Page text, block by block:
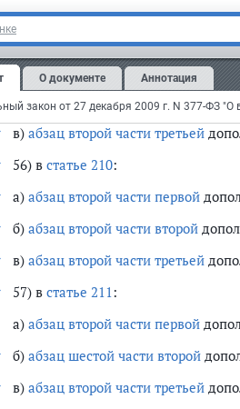
О документе Аннотация
55) встатье 209:
а)абзац второй части первой
б)абзац второй части второй
в) абзац второй части третьей
56) в статье 210:
а) абзац второй части первой
б) абзац второй части второй
в) абзац второй части третьей
57) в статье 211:
а) абзац второй части первой
б) абзац шестой части второй
в) абзац второй части третьей